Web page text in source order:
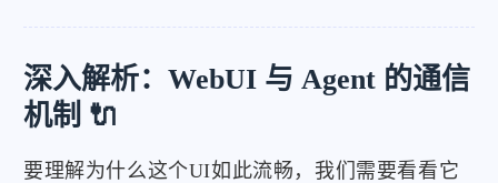
深入解析：WebUI 与 Agent 的通信
机制 🔌
要理解为什么这个UI如此流畅，我们需要看看它